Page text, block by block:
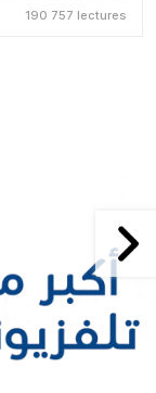
190 757 lectures